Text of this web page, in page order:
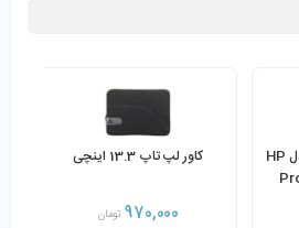
اچ پی Pro X2 612 G2 مدل HP
کاور لپ تاپ 13.3 اینچی
970,000 تومان